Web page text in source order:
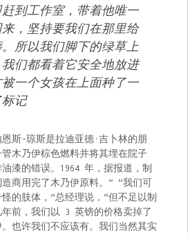
到工作室，带着他唯一
，坚持要我们在那里给
所以我们脚下的绿草上
们都看着它安全地放进
一个女孩在上面种了一
记
斯-琼斯是拉迪亚德·吉卜林的朋
木乃伊棕色燃料并将其埋在院子
漆的错误。1964 年，据报道，制
商用完了木乃伊原料。“ “我们可
的肢体，”总经理说，“但不足以制
前，我们以 3 英镑的价格卖掉了
也许我们不应该有。我们当然其实